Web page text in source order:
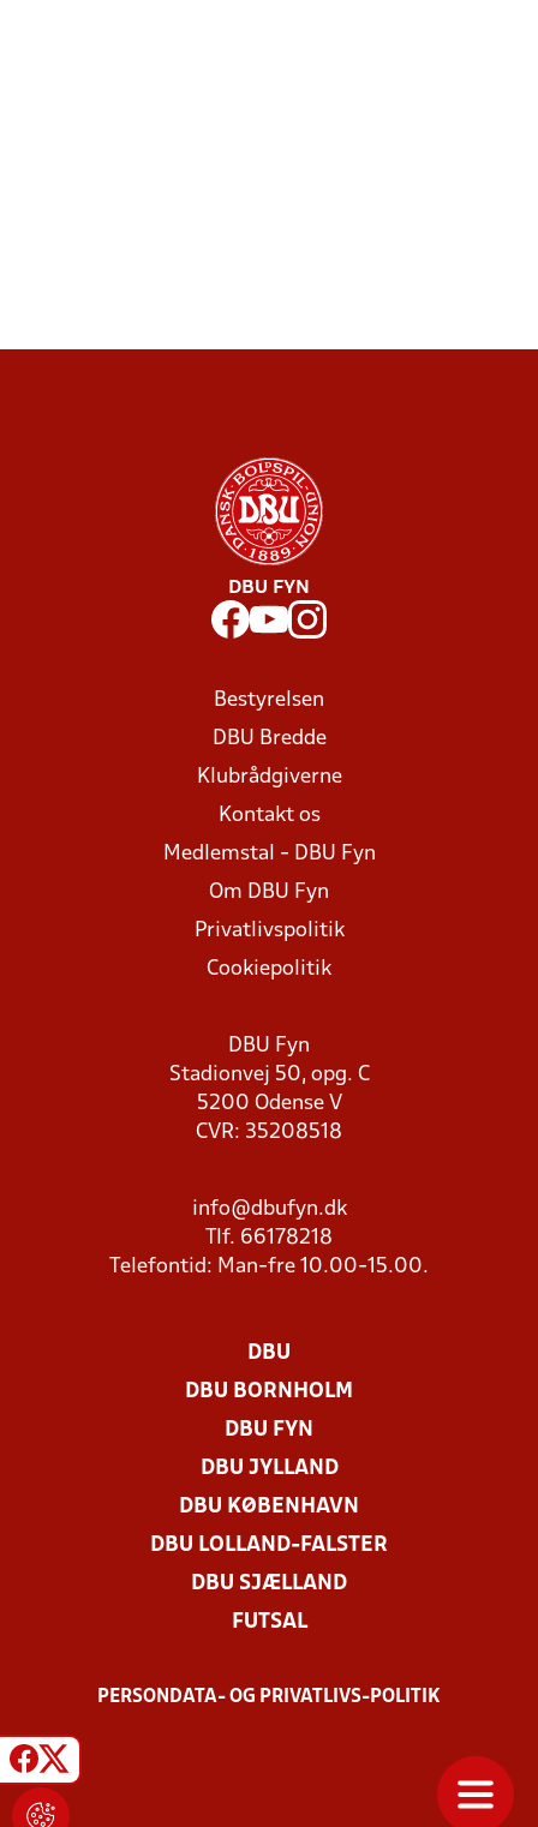
DBU FYN
Bestyrelsen
DBU Bredde
Klubrådgiverne
Kontakt os
Medlemstal - DBU Fyn
Om DBU Fyn
Privatlivspolitik
Cookiepolitik
DBU Fyn
Stadionvej 50, opg. C
5200 Odense V
CVR: 35208518
info@dbufyn.dk
Tlf. 66178218
Telefontid: Man-fre 10.00-15.00.
DBU
DBU BORNHOLM
DBU FYN
DBU JYLLAND
DBU KØBENHAVN
DBU LOLLAND-FALSTER
DBU SJÆLLAND
FUTSAL
PERSONDATA- OG PRIVATLIVS-POLITIK